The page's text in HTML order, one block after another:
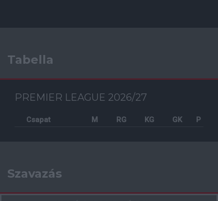
Tabella
PREMIER LEAGUE 2026/27
Csapat M RG KG GK P
Szavazás